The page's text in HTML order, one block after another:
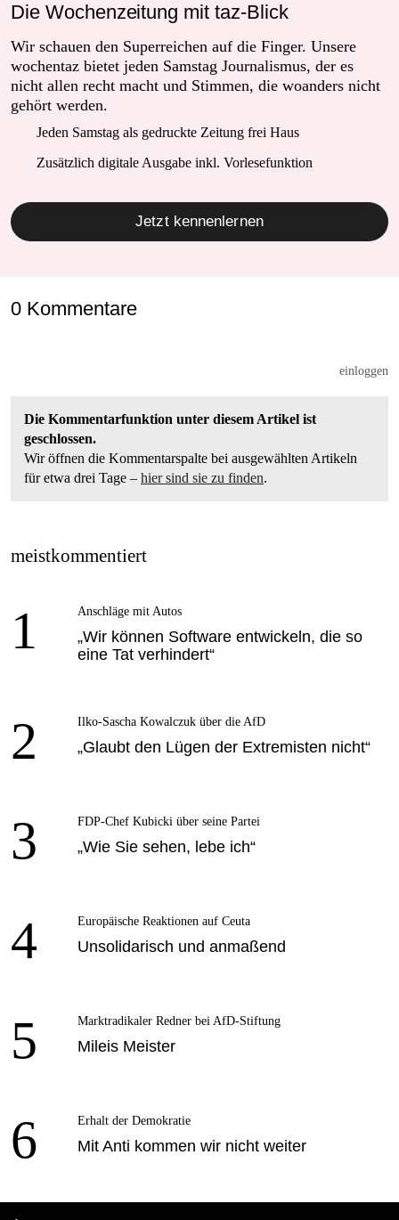
Die Wochenzeitung mit taz-Blick
Wir schauen den Superreichen auf die Finger. Unsere
wochentaz bietet jeden Samstag Journalismus, der es
nicht allen recht macht und Stimmen, die woanders nicht
gehört werden.
Jeden Samstag als gedruckte Zeitung frei Haus
Zusätzlich digitale Ausgabe inkl. Vorlesefunktion
Jetzt kennenlernen
0 Kommentare
Die Kommentarfunktion unter diesem Artikel ist
geschlossen.
Wir öffnen die Kommentarspalte bei ausgewählten Artikeln
für etwa drei Tage – hier sind sie zu finden.
einloggen
meistkommentiert
1 Anschläge mit Autos
„Wir können Software entwickeln, die so
eine Tat verhindert“
2 Ilko-Sascha Kowalczuk über die AfD
„Glaubt den Lügen der Extremisten nicht“
3 FDP-Chef Kubicki über seine Partei
„Wie Sie sehen, lebe ich“
4 Europäische Reaktionen auf Ceuta
Unsolidarisch und anmaßend
5 Marktradikaler Redner bei AfD-Stiftung
Mileis Meister
6 Erhalt der Demokratie
Mit Anti kommen wir nicht weiter